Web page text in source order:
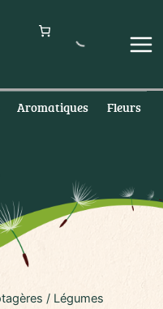
Aromatiques Fleurs
/ Légumes